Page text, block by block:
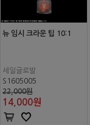
뉴 임시 크라운 팁 10:1
세일글로발
S1605005
22,000원
14,000원